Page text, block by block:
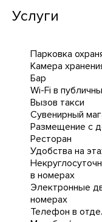
Услуги
Парковка
Камера
Бар
Wi-Fi в
Вызов такси
Сувенирный
Размещение с
Ресторан
Удобства на
в номерах
Электронные
номерах
Телефон в